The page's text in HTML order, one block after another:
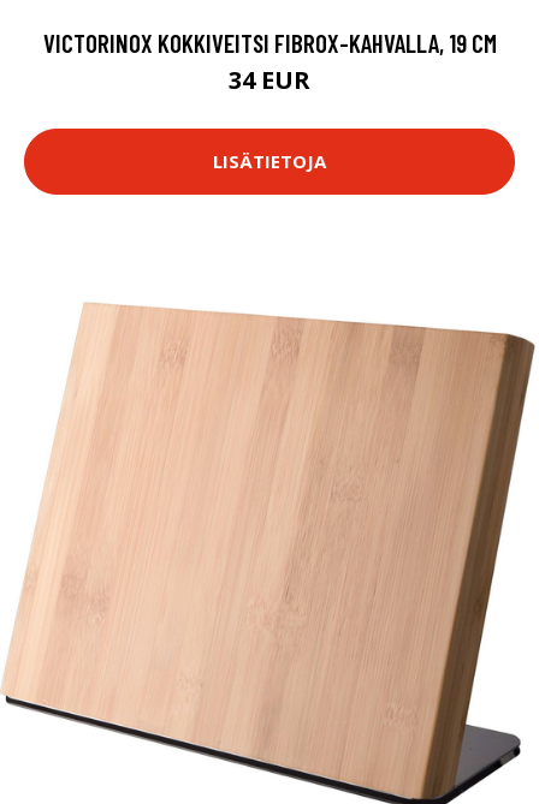
VICTORINOX KOKKIVEITSI FIBROX-KAHVALLA, 19 CM
34 EUR
LISÄTIETOJA